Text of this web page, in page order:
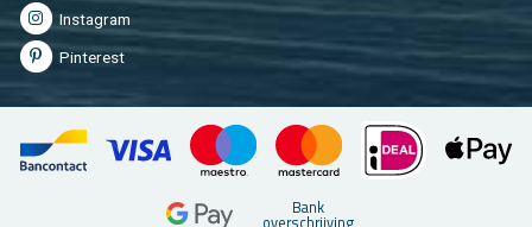
In­st­agram
Pin­te­rest
Bank